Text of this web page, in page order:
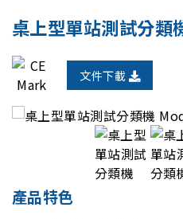
桌上型單站測試分
文件下載
產品特色